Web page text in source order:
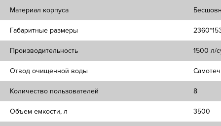
Материал корпуса
Габаритные размеры
Производительность 1500 л/
Отвод очищенной воды
Количество пользователей 8
Объем емкости, л 3500